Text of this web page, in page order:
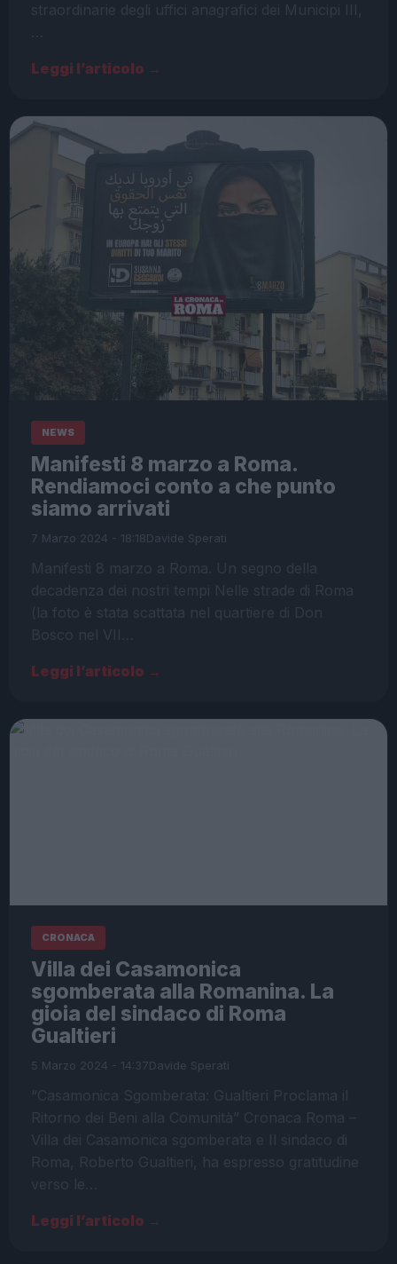
straordinarie degli uffici anagrafici dei Municipi III,
…
Leggi l’articolo →
NEWS
Manifesti 8 marzo a Roma.
Rendiamoci conto a che punto
siamo arrivati
7 Marzo 2024 - 18:18Davide Sperati
Manifesti 8 marzo a Roma. Un segno della
decadenza dei nostri tempi Nelle strade di Roma
(la foto è stata scattata nel quartiere di Don
Bosco nel VII…
Leggi l’articolo →
CRONACA
Villa dei Casamonica
sgomberata alla Romanina. La
gioia del sindaco di Roma
Gualtieri
5 Marzo 2024 - 14:37Davide Sperati
“Casamonica Sgomberata: Gualtieri Proclama il
Ritorno dei Beni alla Comunità” Cronaca Roma –
Villa dei Casamonica sgomberata e Il sindaco di
Roma, Roberto Gualtieri, ha espresso gratitudine
verso le…
Leggi l’articolo →